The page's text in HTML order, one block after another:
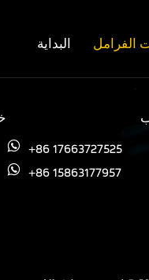
البداية الفرامل
 +86 17663727525
 +86 15863177957